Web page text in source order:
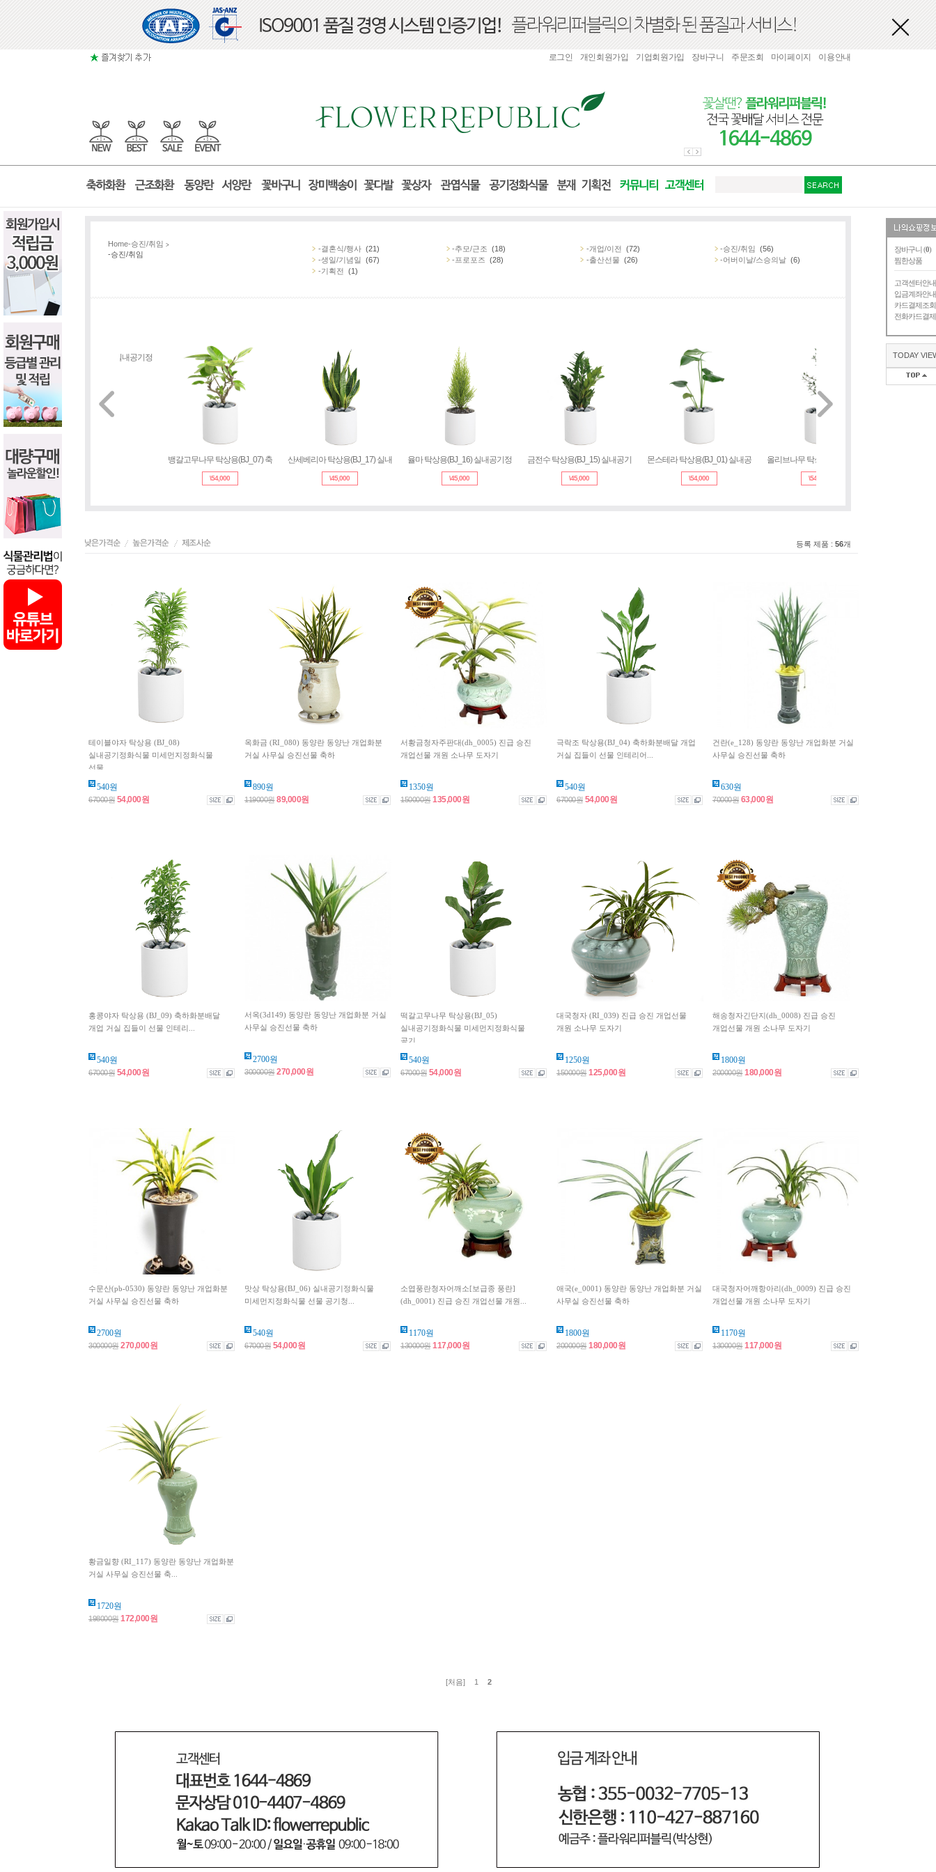
장바구니 (0)
찜한상품
고객센터안내
입금계좌안내
카드결제조회
전화카드결제
TODAY
로그인 개인회원가입 기업회원가입 장바구니 주문조회 마이페이지 이용안내
Home >
-승진/취임
-승진/취임
-결혼식/행사 (21) -추모/근조 (18) -개업/이전 (72) -승진/취임 (56)
-생일/기념일 (67) -프로포즈 (28) -출산선물 (26) -어버이날/스승의날 (6)
-기획전 (1)
맛상 탁상용(BJ_06) 실내공기정 뱅갈고무나무 탁상용(BJ_07) 축 산세베리아 탁상용(BJ_17) 실내 율마 탁상용(BJ_16) 실내공기정 금전수 탁상용(BJ_15) 실내공기 몬스테라 탁상용(BJ_01) 실내공
등록 제품 : 56개
테이블야자 탁상용 (BJ_08)
실내공기정화식물 미세먼지정화식물
선물...
540원
67000원 54,000원
옥화금 (RI_080) 동양란 동양난 개업화분
거실 사무실 승진선물 축하
890원
119000원89,000원
서황금청자주판대(dh_0005) 진급 승진
개업선물 개원 소나무 도자기
1350원
150000원135,000원
극락조 탁상용(BJ_04) 축하화분배달 개업
거실 집들이 선물 인테리어...
540원
67000원 54,000원
건란(e_128) 동양란 동양난 개업화분 거실
사무실 승진선물 축하
630원
70000원 63,000원
홍콩야자 탁상용 (BJ_09) 축하화분배달
개업 거실 집들이 선물 인테리...
540원
67000원 54,000원
서옥(3d149) 동양란 동양난 개업화분 거실
사무실 승진선물 축하
2700원
300000원270,000원
떡갈고무나무 탁상용(BJ_05)
실내공기정화식물 미세먼지정화식물
공기...
540원
67000원 54,000원
대국청자 (RI_039) 진급 승진 개업선물
개원 소나무 도자기
1250원
150000원125,000원
해송청자긴단지(dh_0008) 진급 승진
개업선물 개원 소나무 도자기
1800원
200000원180,000원
수문산(pb-0530) 동양란 동양난 개업화분
거실 사무실 승진선물 축하
2700원
300000원270,000원
맛상 탁상용(BJ_06) 실내공기정화식물
미세먼지정화식물 선물 공기청...
540원
67000원 54,000원
소엽풍란청자어깨소[보급종 풍란]
(dh_0001) 진급 승진 개업선물 개원...
1170원
130000원117,000원
애국(e_0001) 동양란 동양난 개업화분 거실
사무실 승진선물 축하
1800원
200000원180,000원
대국청자어깨항아리(dh_0009) 진급 승진
개업선물 개원 소나무 도자기
1170원
130000원117,000원
황금일향 (RI_117) 동양란 동양난 개업화분
거실 사무실 승진선물 축...
1720원
198000원172,000원
[처음] 1 2